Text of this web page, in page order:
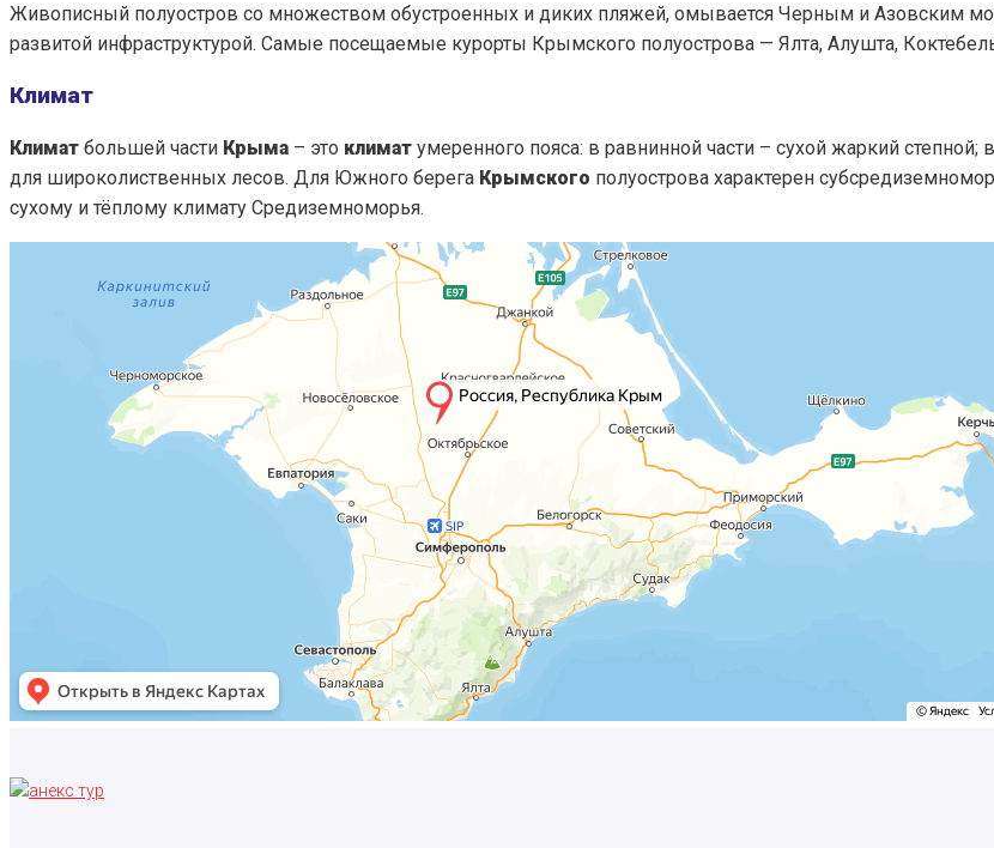
Живописный полуостров со множеством обустроенных и диких пляжей, омывается Черным и Азовским
развитой инфраструктурой. Самые посещаемые курорты Крымского полуострова — Ялта, Алушта,
Климат
Климат большей части Крыма – это климат умеренного пояса: в равнинной части – сухой жаркий
для широколиственных лесов. Для Южного берега Крымского полуострова характерен
сухому и тёплому климату Средиземноморья.